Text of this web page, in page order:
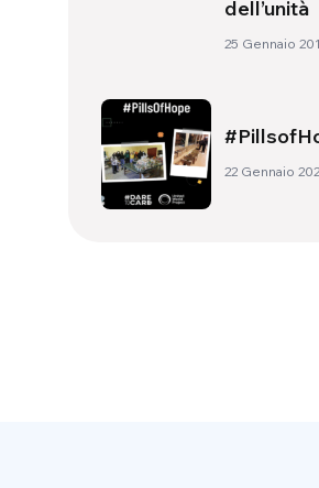
dell’unità
25 Gennaio
22 Gennaio